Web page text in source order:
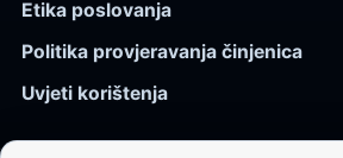
Etika poslovanja
Politika provjeravanja činjenica
Uvjeti korištenja